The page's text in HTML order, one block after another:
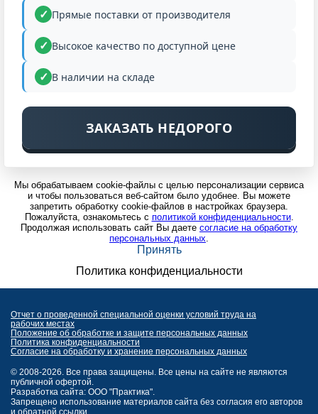
Прямые поставки от производителя
Высокое качество по доступной цене
В наличии на складе
ЗАКАЗАТЬ НЕДОРОГО
Мы обрабатываем cookie-файлы с целью персонализации сервиса
и чтобы пользоваться веб-сайтом было удобнее. Вы можете
запретить обработку cookie-файлов в настройках браузера.
Пожалуйста, ознакомьтесь с политикой конфиденциальности.
Продолжая использовать сайт Вы даете согласие на обработку
персональных данных.
Принять
Политика конфиденциальности
Отчет о проведенной специальной оценки условий труда на
рабочих местах
Положение об обработке и защите персональных данных
Политика конфиденциальности
Согласие на обработку и хранение персональных данных
© 2008-2026. Все права защищены. Все цены на сайте не являются
публичной офертой.
Разработка сайта: ООО "Практика".
Запрещено использование материалов сайта без согласия его авторов
и обратной ссылки.